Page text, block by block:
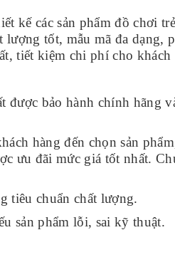
kế các sản phẩm đồ chơi
lượng tốt, mẫu mã đa
tiết kiệm chi phí cho khách
được bảo hành chính
hàng đến chọn sản
ưu đãi mức giá tốt nhất.
tiêu chuẩn chất lượng.
sản phẩm lỗi, sai kỹ thuật.